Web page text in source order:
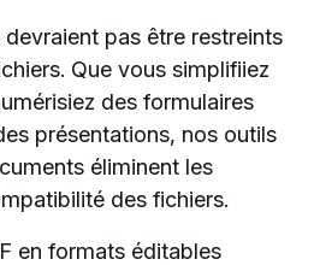
pas être restreints
Que vous simplifiiez
des formulaires
présentations, nos outils
éliminent les
des fichiers.
en formats éditables